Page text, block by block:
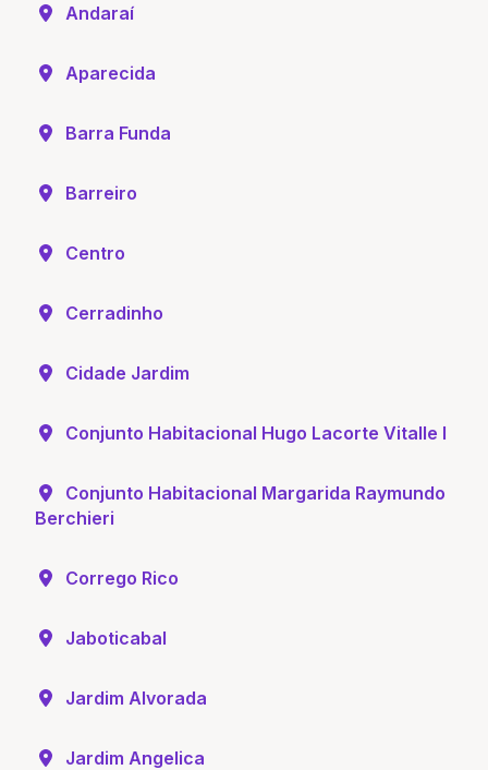
Andaraí
Aparecida
Barra Funda
Barreiro
Centro
Cerradinho
Cidade Jardim
Conjunto Habitacional Hugo Lacorte Vitalle I
Conjunto Habitacional Margarida Raymundo
Berchieri
Corrego Rico
Jaboticabal
Jardim Alvorada
Jardim Angelica